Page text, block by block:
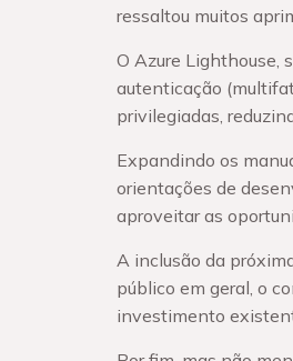
ressaltou muitos
O Azure Lighthouse,
autenticação
privilegiadas,
Expandindo os
orientações de
aproveitar as
A inclusão da
público em geral, o
investimento